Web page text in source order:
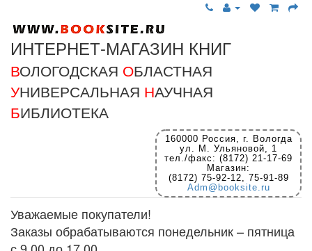
ИНТЕРНЕТ-МАГАЗИН КНИГ
ВОЛОГОДСКАЯ ОБЛАСТНАЯ
УНИВЕРСАЛЬНАЯ НАУЧНАЯ
БИБЛИОТЕКА
160000 Россия, г. Вологда
ул. М. Ульяновой, 1
тел./факс: (8172) 21-17-69
Магазин:
(8172) 75-92-12, 75-91-89
Adm@booksite.ru
Уважаемые покупатели!
Заказы обрабатываются понедельник – пятница